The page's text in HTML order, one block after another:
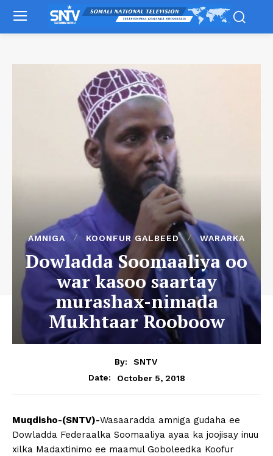
AMNIGA KOONFUR GALBEED WARARKA
Dowladda Soomaaliya oo
war kasoo saartay
murashax-nimada
Mukhtaar Rooboow
By:
SNTV
Date:
October 5, 2018
Muqdisho-(SNTV)-Wasaaradda amniga gudaha ee
Dowladda Federaalka Soomaaliya ayaa ka joojisay inuu
xilka Madaxtinimo ee maamul Goboleedka Koofur